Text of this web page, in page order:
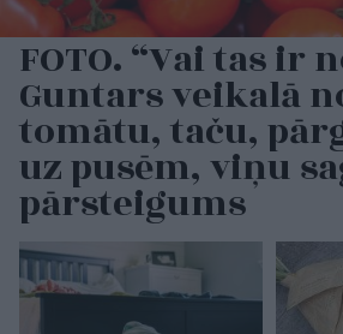
FOTO. “Vai tas ir
Guntars veikalā
tomātu, taču,
uz pusēm, viņu
pārsteigums